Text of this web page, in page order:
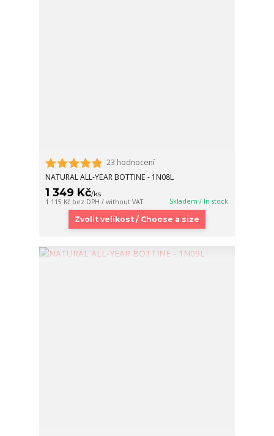
23 hodnocení
NATURAL ALL-YEAR BOTTINE - 1N08L
1 349 Kč/ks
1 115 Kč bez DPH / without VAT Skladem / In stock
Zvolit velikost / Choose a size